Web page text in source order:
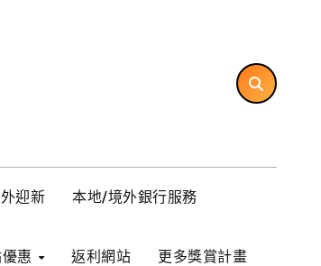
迎新 本地/境外銀行服務
惠 返利網站 更多獎賞計畫